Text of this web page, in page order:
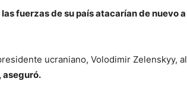
las fuerzas de su país atacarían de nuevo a
ucraniano, Volodimir Zelenskyy, al
aseguró.